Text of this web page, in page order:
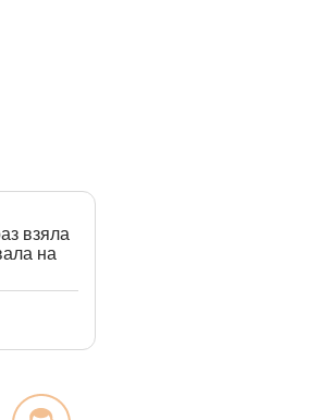
взяла
на